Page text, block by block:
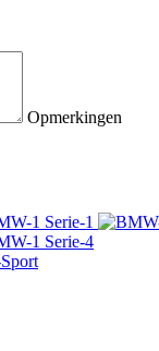
Opmerkingen